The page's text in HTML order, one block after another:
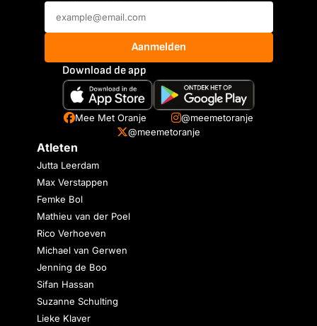
Aanmelden
Download de app
Mee Met Oranje
@meemetoranje
@meemetoranje
Atleten
Jutta Leerdam
Max Verstappen
Femke Bol
Mathieu van der Poel
Rico Verhoeven
Michael van Gerwen
Jenning de Boo
Sifan Hassan
Suzanne Schulting
Lieke Klaver